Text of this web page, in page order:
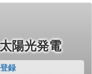
陽光発電
録